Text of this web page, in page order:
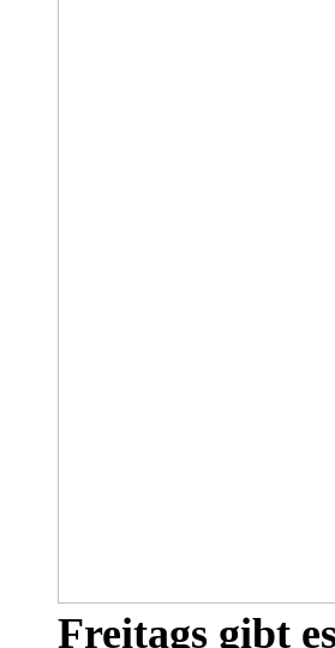
Freitags gibt